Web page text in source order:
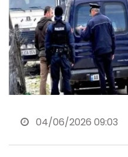
04/06/2026 09:03